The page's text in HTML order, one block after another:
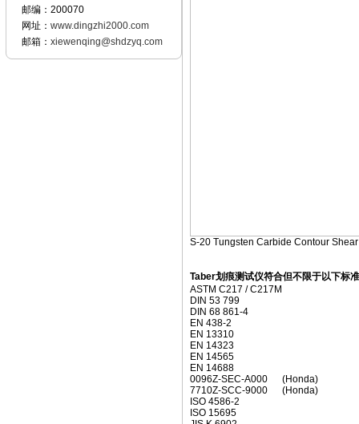
邮编：200070
网址： www.dingzhi2000.com
邮箱： xiewenqing@shdzyq.com
S-20 Tungsten Carbide Contour Shear
Taber划痕测试仪符合但不限于以下标准
ASTM C217 / C217M
DIN 53 799
DIN 68 861-4
EN 438-2
EN 13310
EN 14323
EN 14565
EN 14688
0096Z-SEC-A000
(Honda)
7710Z-SCC-9000
(Honda)
ISO 4586-2
ISO 15695